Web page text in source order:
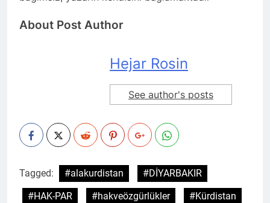
About Post Author
Hejar Rosin
See author's posts
Tagged: #alakurdistan
#DİYARBAKIR
#HAK-PAR
#hakveözgürlükler
#Kürdistan